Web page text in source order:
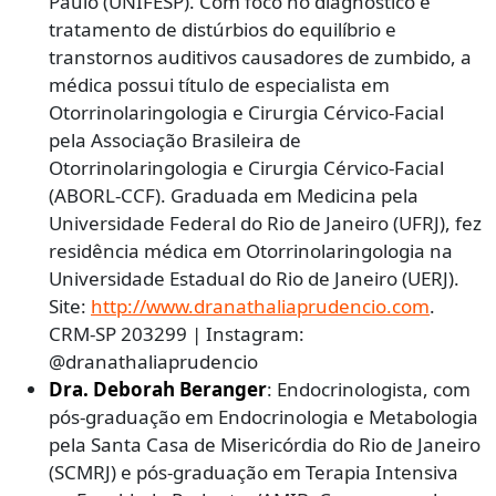
tratamento de distúrbios do equilíbrio e
transtornos auditivos causadores de zumbido, a
médica possui título de especialista em
Otorrinolaringologia e Cirurgia Cérvico-Facial
pela Associação Brasileira de
Otorrinolaringologia e Cirurgia Cérvico-Facial
(ABORL-CCF). Graduada em Medicina pela
Universidade Federal do Rio de Janeiro (UFRJ), fez
residência médica em Otorrinolaringologia na
Universidade Estadual do Rio de Janeiro (UERJ).
Site: http://www.dranathaliaprudencio.com.
CRM-SP 203299 | Instagram:
@dranathaliaprudencio
Dra. Deborah Beranger: Endocrinologista, com
pós-graduação em Endocrinologia e Metabologia
pela Santa Casa de Misericórdia do Rio de Janeiro
(SCMRJ) e pós-graduação em Terapia Intensiva